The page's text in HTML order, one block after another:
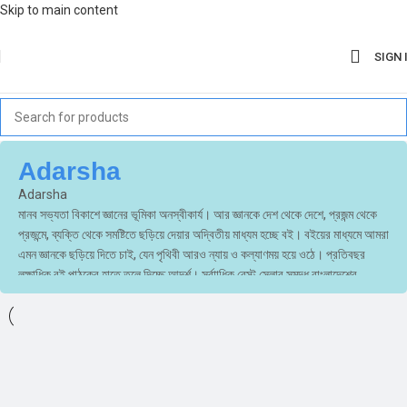
Skip to main content
SIGN
Adarsha
Adarsha
মানব সভ্যতা বিকাশে জ্ঞানের ভূমিকা অনস্বীকার্য। আর জ্ঞানকে দেশ থেকে দেশে, প্রজন্ম থেকে
প্রজন্মে, ব্যক্তি থেকে সমষ্টিতে ছড়িয়ে দেয়ার অদ্বিতীয় মাধ্যম হচ্ছে বই। বইয়ের মাধ্যমে আমরা
এমন জ্ঞানকে ছড়িয়ে দিতে চাই, যেন পৃথিবী আরও ন্যায় ও কল্যাণময় হয়ে ওঠে। প্রতিবছর
লক্ষাধিক বই পাঠকের হাতে তুলে দিচ্ছে আদর্শ। সর্বাাধিক বেস্ট সেলার সমৃদ্ধ বাংলাদেশের
শীর্ষস্থানীয় প্রকাশনা প্রতিষ্ঠান আদর্শ মানুষের চিন্তাশক্তি, কল্পনাশক্তি ও মানবিক গুণাবলির